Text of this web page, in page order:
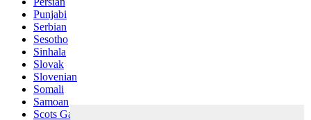
Punjabi
Serbian
Sesotho
Sinhala
Slovak
Slovenian
Somali
Samoan
Scots Gaelic